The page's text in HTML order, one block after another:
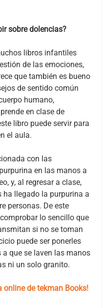
sobre dolencias?
libros infantiles
de las emociones,
que también es bueno
de sentido común
humano,
en clase de
libro puede servir para
el aula.
con las
en las manos a
y, al regresar a clase,
llegado la purpurina a
personas. De este
lo sencillo que
si no se toman
puede ser ponerles
que se laven las manos
ni un solo granito.
online de tekman Books!